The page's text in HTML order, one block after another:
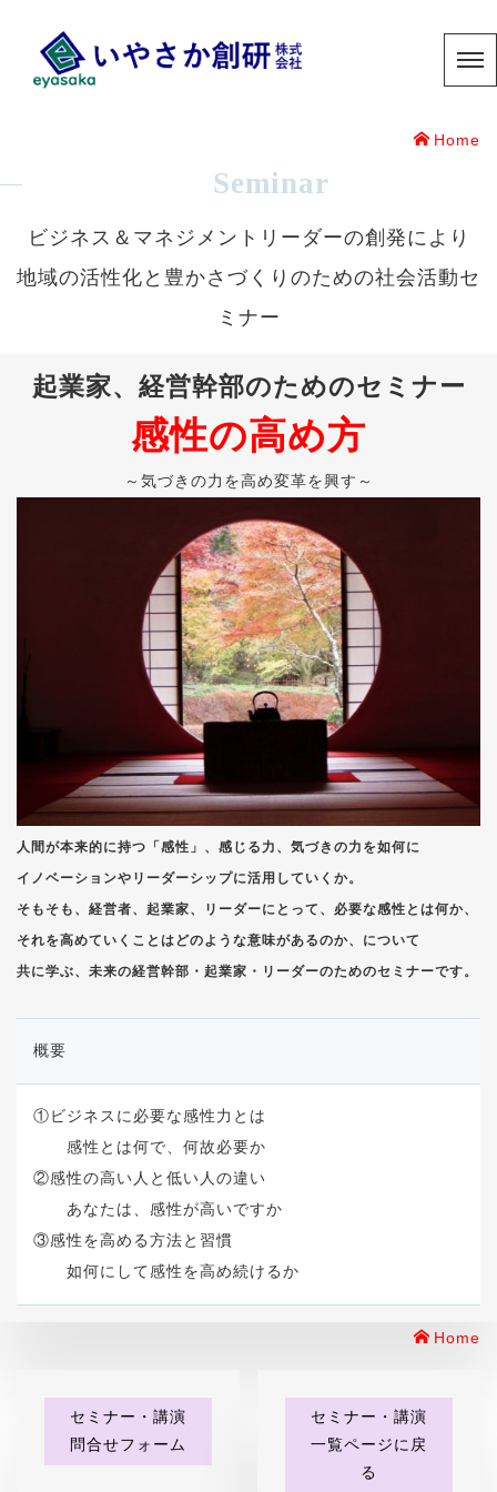
Home
Seminar
ビジネス＆マネジメントリーダーの創発により
地域の活性化と豊かさづくりのための社会活動セ
ミナー
起業家、経営幹部のためのセミナー
感性の高め方
～気づきの力を高め変革を興す～
人間が本来的に持つ「感性」、感じる力、気づきの力を如何に
イノベーションやリーダーシップに活用していくか。
そもそも、経営者、起業家、リーダーにとって、必要な感性とは何か、
それを高めていくことはどのような意味があるのか、について
共に学ぶ、未来の経営幹部・起業家・リーダーのためのセミナーです。
概要
①ビジネスに必要な感性力とは
感性とは何で、何故必要か
②感性の高い人と低い人の違い
あなたは、感性が高いですか
③感性を高める方法と習慣
如何にして感性を高め続けるか
Home
セミナー・講演
問合せフォーム
セミナー・講演
一覧ページに戻
る